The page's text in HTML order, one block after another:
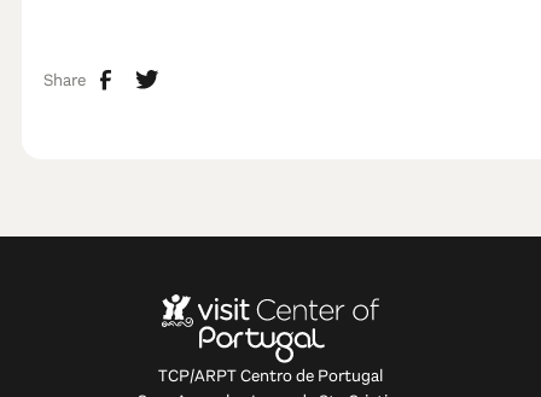
Share
TCP/ARPT Centro de Portugal